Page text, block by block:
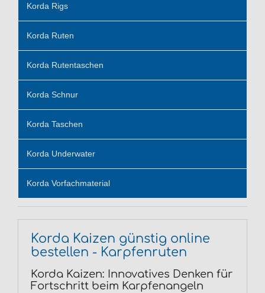
Korda Rigs
Korda Ruten
Korda Rutentaschen
Korda Schnur
Korda Taschen
Korda Underwater
Korda Vorfachmaterial
Korda Kaizen günstig online
bestellen - Karpfenruten
Korda Kaizen: Innovatives Denken für
Fortschritt beim Karpfenangeln